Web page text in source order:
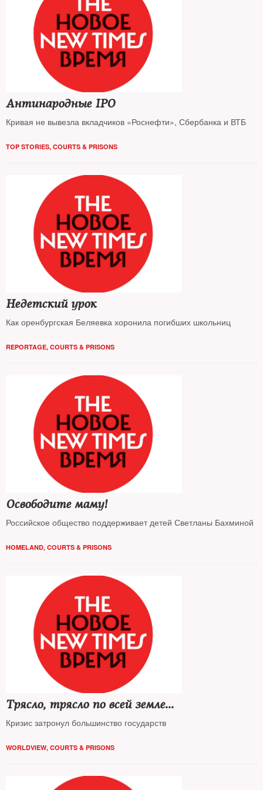
Антинародные IPO
Кривая не вывезла вкладчиков «Роснефти», Сбербанка и ВТБ
TOP STORIES, COURTS & PRISONS
Недетский урок
Как оренбургская Беляевка хоронила погибших школьниц
REPORTAGE, COURTS & PRISONS
Освободите маму!
Российское общество поддерживает детей Светланы Бахминой
HOMELAND, COURTS & PRISONS
Трясло, трясло по всей земле...
Кризис затронул большинство государств
WORLDVIEW, COURTS & PRISONS